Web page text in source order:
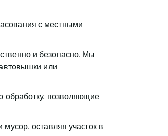
с местными
и безопасно. Мы
или
обработку, позволяющие
оставляя участок в